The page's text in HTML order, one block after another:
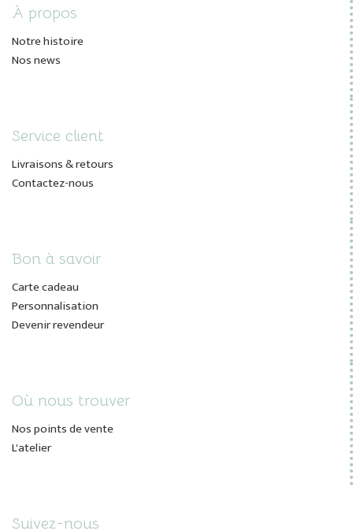
À propos
Notre histoire
Nos news
Service client
Livraisons & retours
Contactez-nous
Bon à savoir
Carte cadeau
Personnalisation
Devenir revendeur
Où nous trouver
Nos points de vente
L'atelier
Suivez-nous